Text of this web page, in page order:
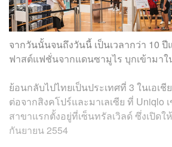
จากวันนั้นจนถึงวันนี้ เป็นเวลากว่า 10
ฟาสต์แฟชั่นจากแดนซามูไร บุกเข้ามาใ
ย้อนกลับไปไทยเป็นประเทศที่ 3 ในเอเชี
ต่อจากสิงคโปร์และมาเลเซีย ที่ Uniqlo
สาขาแรกตั้งอยู่ที่เซ็นทรัลเวิลด์ ซึ่งเปิดใ
กันยายน 2554